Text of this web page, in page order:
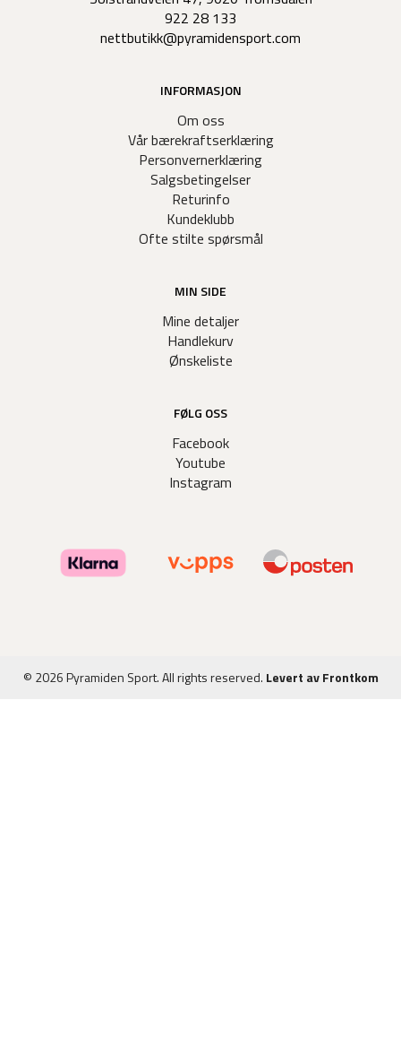
922 28 133
nettbutikk@pyramidensport.com
INFORMASJON
Om oss
Vår bærekraftserklæring
Personvernerklæring
Salgsbetingelser
Returinfo
Kundeklubb
Ofte stilte spørsmål
MIN SIDE
Mine detaljer
Handlekurv
Ønskeliste
FØLG OSS
Facebook
Youtube
Instagram
© 2026 Pyramiden Sport. All rights reserved. Levert av Frontkom